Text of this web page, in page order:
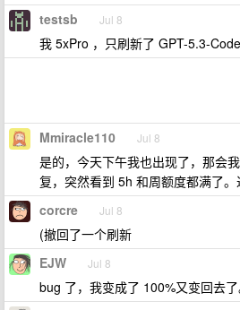
testsb Jul 8
我 5xPro ，只刷新了 GPT-5.3-
Mmiracle110 Jul 8
是的，今天下午我也出现了，那会
复，突然看到 5h 和周额度都满了
corcre Jul 8
(撤回了一个刷新
EJW Jul 8
bug 了，我变成了 100%又变回去了